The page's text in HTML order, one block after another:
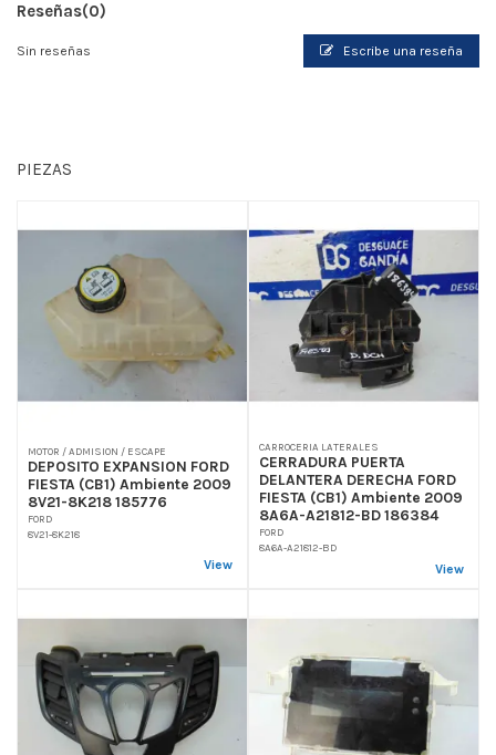
Reseñas(0)
Sin reseñas Escribe una reseña
PIEZAS
MOTOR / ADMISION / ESCAPE
DEPOSITO EXPANSION FORD
FIESTA (CB1) Ambiente 2009
8V21-8K218 185776
FORD
8V21-8K218
View
CARROCERIA LATERALES
CERRADURA PUERTA
DELANTERA DERECHA FORD
FIESTA (CB1) Ambiente 2009
8A6A-A21812-BD 186384
FORD
8A6A-A21812-BD
View